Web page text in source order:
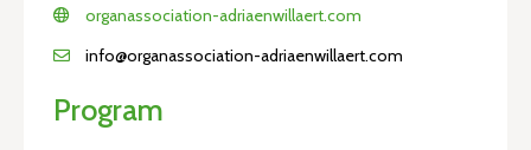
organassociation-adriaenwillaert.com
info@organassociation-adriaenwillaert.com
Program